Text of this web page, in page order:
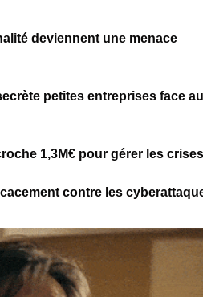
deviennent une menace
petites entreprises face
1,3M€ pour gérer les crises
contre les